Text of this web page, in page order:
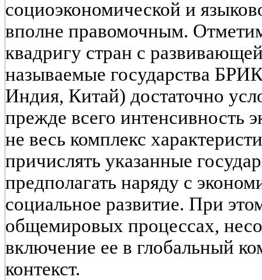
социоэкономической и
вполне правомочным.
квадригу стран с
называемые государства
Индия, Китай) достаточно
прежде всего интенсивность
не весь комплекс
причислять указанные
предполагать наряду с
социальное развитие. При
общемировых процессах,
включение ее в глобальный
контекст.